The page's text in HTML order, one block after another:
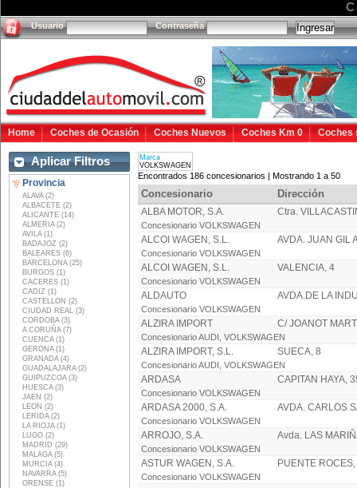
Usuario Contraseña
Home Coches de Ocasión Coches Nuevos Coches Km 0 Coches
Aplicar Filtros
Provincia
ALAVA (2)
ALBACETE (2)
ALICANTE (14)
ALMERIA (2)
AVILA (1)
BADAJOZ (2)
BALEARES (6)
BARCELONA (25)
BURGOS (1)
CACERES (1)
CADIZ (1)
CASTELLON (2)
CIUDAD REAL (3)
CORDOBA (3)
A CORUÑA (7)
CUENCA (1)
GERONA (1)
GRANADA (4)
GUADALAJARA (2)
GUIPUZCOA (3)
HUESCA (3)
JAEN (2)
LEON (2)
LERIDA (2)
LA RIOJA (1)
LUGO (2)
MADRID (29)
MALAGA (5)
MURCIA (4)
NAVARRA (5)
ORENSE (1)
Marca
VOLKSWAGEN
Encontrados 186 concesionarios | Mostrando 1 a 50
Concesionario Dirección
ALBA MOTOR, S.A. Ctra.
Concesionario VOLKSWAGEN
ALCOI WAGEN, S.L. AVDA. JUAN GIL
Concesionario VOLKSWAGEN
ALCOI WAGEN, S.L. VALENCIA, 4
Concesionario VOLKSWAGEN
ALDAUTO AVDA.DE LA
Concesionario VOLKSWAGEN
ALZIRA IMPORT C/ JOANOT
Concesionario AUDI, VOLKSWAGEN
ALZIRA IMPORT, S.L. SUECA, 8
Concesionario AUDI, VOLKSWAGEN
ARDASA CAPITAN HAYA,
Concesionario VOLKSWAGEN
ARDASA 2000, S.A. AVDA. CARLOS
Concesionario VOLKSWAGEN
ARROJO, S.A. Avda. LAS
Concesionario VOLKSWAGEN
ASTUR WAGEN, S.A. PUENTE
Concesionario VOLKSWAGEN